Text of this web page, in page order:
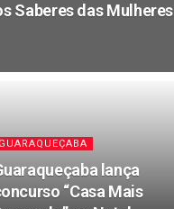
Saberes das Mulheres
GUARAQUEÇABA
lança
“Casa Mais